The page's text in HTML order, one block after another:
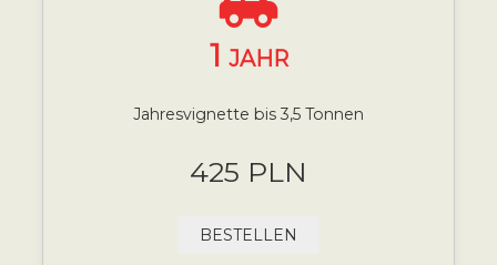
1 JAHR
Jahresvignette bis 3,5 Tonnen
425 PLN
BESTELLEN